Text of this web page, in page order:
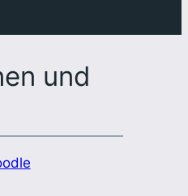
und